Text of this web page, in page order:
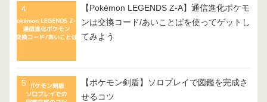
【Pokémon LEGENDS Z-A】通信進化ポケモ
ンは交換コード/あいことばを使ってゲットし
てみよう
【ポケモン剣盾】ソロプレイで図鑑を完成さ
せるコツ